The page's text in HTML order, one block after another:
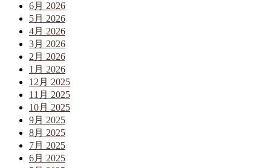
6月 2026
5月 2026
4月 2026
3月 2026
2月 2026
1月 2026
12月 2025
11月 2025
10月 2025
9月 2025
8月 2025
7月 2025
6月 2025